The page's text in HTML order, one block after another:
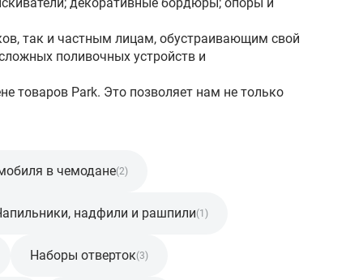
так и частным лицам, обустраивающим свой
поливочных устройств и
товаров Park. Это позволяет нам не только
в чемодане(2)
надфили и рашпили(1)
Наборы отверток(3)